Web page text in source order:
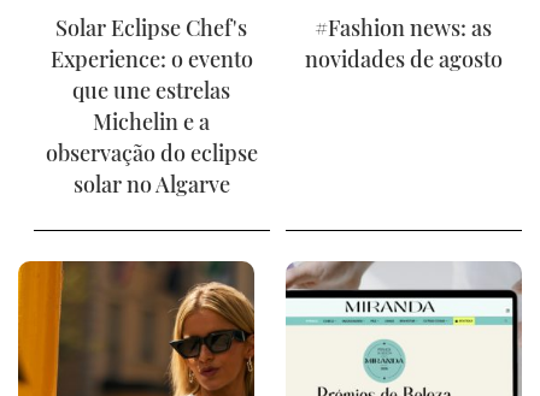
Solar Eclipse Chef's
Experience: o evento
que une estrelas
Michelin e a
observação do eclipse
solar no Algarve
#Fashion news: as
novidades de agosto